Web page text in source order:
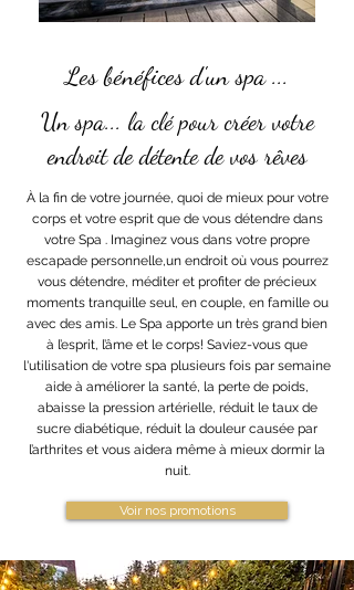
Les bénéfices d'un spa ...
Un spa... la clé pour créer votre
endroit de détente de vos rêves
À la fin de votre journée, quoi de mieux pour votre
corps et votre esprit que de vous détendre dans
votre Spa . Imaginez vous dans votre propre
escapade personnelle,un endroit où vous pourrez
vous détendre, méditer et profiter de précieux
moments tranquille seul, en couple, en famille ou
avec des amis. Le Spa apporte un très grand bien
à l’esprit, l’âme et le corps! Saviez-vous que
l'utilisation de votre spa plusieurs fois par semaine
aide à améliorer la santé, la perte de poids,
abaisse la pression artérielle, réduit le taux de
sucre diabétique, réduit la douleur causée par
l’arthrites et vous aidera même à mieux dormir la
nuit.
Voir nos promotions